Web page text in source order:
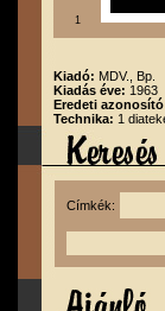
1
Kiadó: MDV., Bp.
Kiadás éve: 1963
Eredeti
Technika: 1
Címkék: